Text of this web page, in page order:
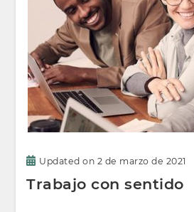
Updated on 2 de marzo de 2021
Trabajo con sentido